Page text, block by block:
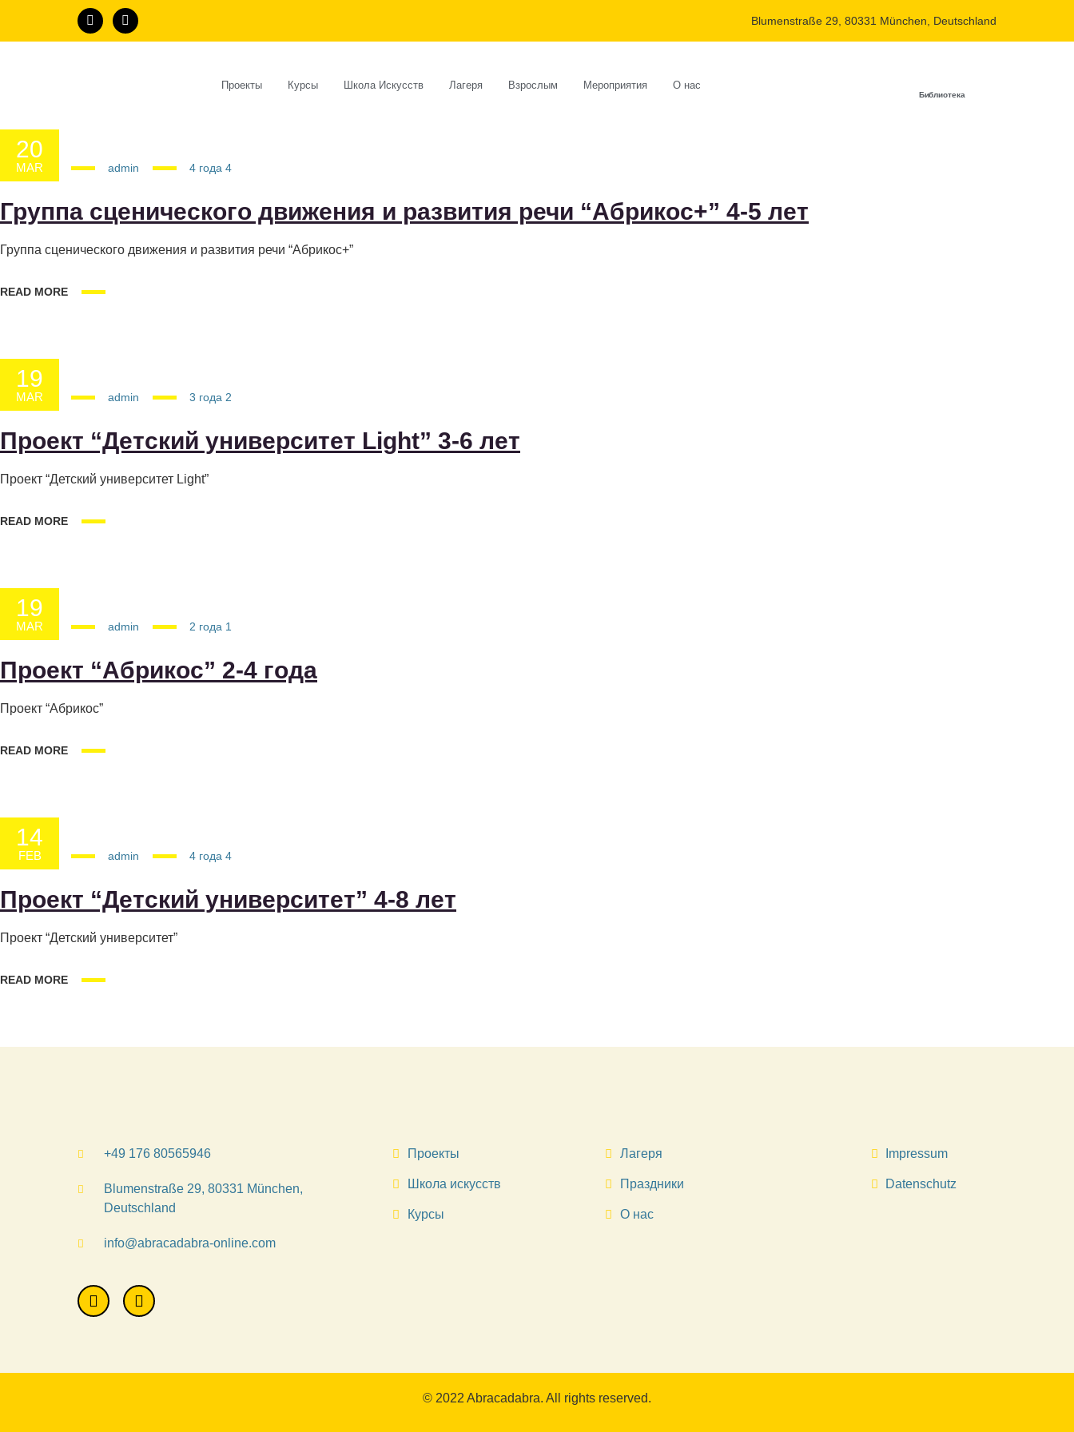
Blumenstraße 29, 80331 München, Deutschland
Проекты Курсы Школа Искусств Лагеря Взрослым Мероприятия О нас
Библиотека
20
MAR
20.03.2025 admin 4 года 4
Группа сценического движения и развития речи “Абрикос+” 4-5 лет
Группа сценического движения и развития речи “Абрикос+”
READ MORE
19
MAR
19.03.2025 admin 3 года 2
Проект “Детский университет Light” 3-6 лет
Проект “Детский университет Light”
READ MORE
19
MAR
19.03.2025 admin 2 года 1
Проект “Абрикос” 2-4 года
Проект “Абрикос”
READ MORE
14
FEB
14.02.2025 admin 4 года 4
Проект “Детский университет” 4-8 лет
Проект “Детский университет”
READ MORE
+49 176 80565946
Blumenstraße 29, 80331 München,
Deutschland
info@abracadabra-online.com
Проекты
Школа искусств
Курсы
Лагеря
Праздники
О нас
Impressum
Datenschutz
© 2022 Abracadabra. All rights reserved.